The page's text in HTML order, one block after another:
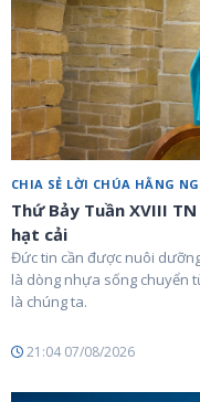
CHIA SẺ LỜI CHÚA HẰNG
Thứ Bảy Tuần XVIII
hạt cải
Đức tin cần được nuôi
là dòng nhựa sống chuyển
là chúng ta.
21:04 07/08/2026